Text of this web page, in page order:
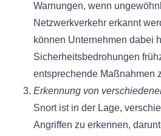
Warnungen, wenn
Netzwerkverkehr erkannt
können Unternehmen dabei
Sicherheitsbedrohungen
entsprechende Maßnahmen
Erkennung von
Snort ist in der Lage,
Angriffen zu erkennen,